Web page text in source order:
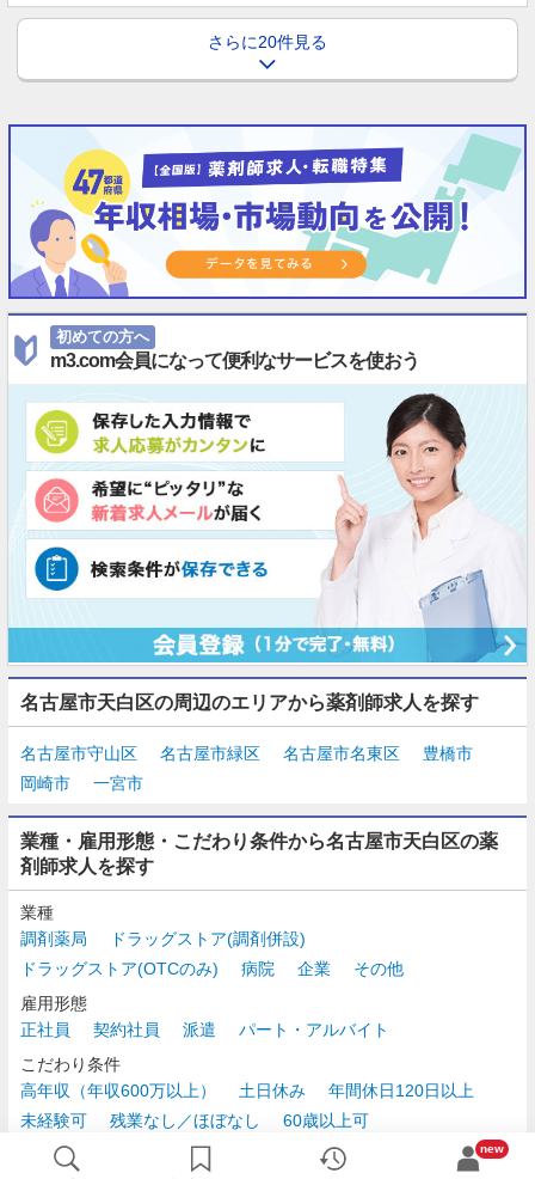
さらに20件見る
初めての方へ
m3.com会員になって便利なサービスを使おう
名古屋市天白区の周辺のエリアから薬剤師求人を探す
名古屋市守山区 名古屋市緑区 名古屋市名東区
豊橋市
岡崎市
一宮市
業種・雇用形態・こだわり条件から名古屋市天白区の薬
剤師求人を探す
業種
調剤薬局
ドラッグストア(調剤併設)
ドラッグストア(OTCのみ)
病院 企業
その他
雇用形態
正社員
契約社員 派遣
パート・アルバイト
こだわり条件
高年収（年収600万以上）
土日休み
年間休日120日以上
未経験可
残業なし／ほぼなし
60歳以上可
時給2,500円以上
new